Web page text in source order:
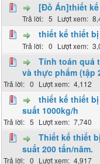
[Đồ Án]thiết
5
thiết kế thiết
0
Tính toán quá
và thực phẩm (tập
0 4,112
thiết kế thiết
suất 1000kg/h
5 7,740
Thiết kế thiết
suất 200 tấn/năm.
0 4,917